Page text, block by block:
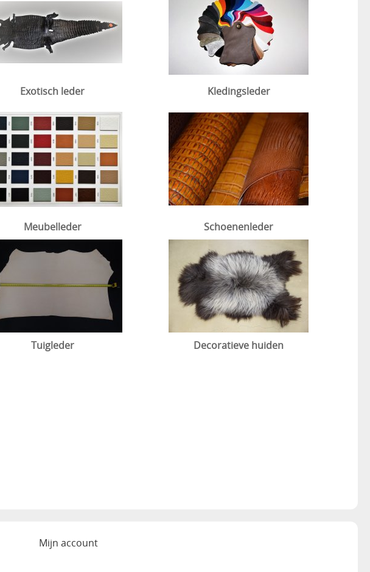
Exotisch leder Kledingsleder
Meubelleder Schoenenleder
Tuigleder Decoratieve huiden
Mijn account